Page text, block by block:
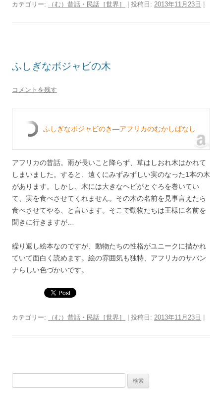
カテゴリー: （む）昔話・民話［世界］ | 投稿日: 2013年11月23日
ふしぎなボジャビの木
コメントを残す
ふしぎなボジャビのき―アフリカのむかしばなし
アフリカの昔話。雨が長いこと降らず、草はしおれ木はかれて
しまいました。すると、遠くにみずみずしい実のなった1本の木
があります。しかし、木には大きなヘビがとぐろを巻いてい
て、実を食べさせてくれません。その木の名前を見事言えたら
食べさせてやる、と言います。そこで動物たちは王様に名前を
聞きに行きますが…
繰り返し絵本なのですが、動物たちの性格がユニークに描かれ
ていて面白く読めます。絵の雰囲気も独特、アフリカのサバン
ナらしい色づかいです。
カテゴリー: （む）昔話・民話［世界］ | 投稿日: 2013年11月23日